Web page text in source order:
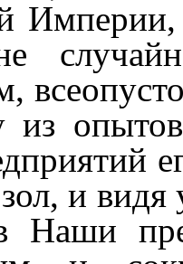
из
и
в Наши